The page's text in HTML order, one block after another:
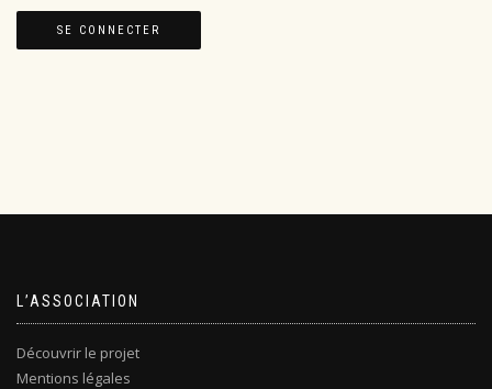
L’ASSOCIATION
Découvrir le projet
Mentions légales